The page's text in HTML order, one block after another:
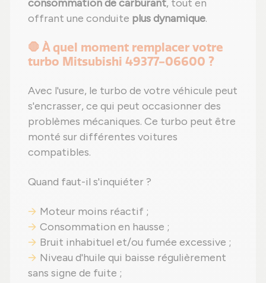
consommation de carburant, tout en
offrant une conduite plus dynamique.
🛑 À quel moment remplacer votre
turbo Mitsubishi 49377-06600 ?
Avec l'usure, le turbo de votre véhicule peut
s'encrasser, ce qui peut occasionner des
problèmes mécaniques. Ce turbo peut être
monté sur différentes voitures
compatibles.
Quand faut-il s'inquiéter ?
Moteur moins réactif ;
Consommation en hausse ;
Bruit inhabituel et/ou fumée excessive ;
Niveau d'huile qui baisse régulièrement
sans signe de fuite ;